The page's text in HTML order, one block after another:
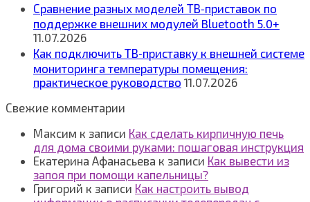
Сравнение разных моделей ТВ‑приставок по
поддержке внешних модулей Bluetooth 5.0+
11.07.2026
Как подключить ТВ‑приставку к внешней системе
мониторинга температуры помещения:
практическое руководство 11.07.2026
Свежие комментарии
Максим к записи Как сделать кирпичную печь
для дома своими руками: пошаговая инструкция
Екатерина Афанасьева к записи Как вывести из
запоя при помощи капельницы?
Григорий к записи Как настроить вывод